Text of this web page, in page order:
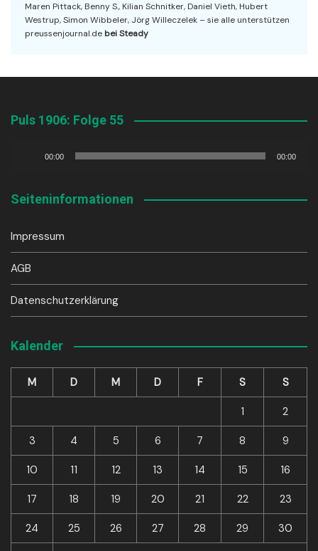
Maren Pittack, Benny S., Kilian Schnitker, Daniel Vieth, Hubert
Westrup, Simon Wibbeler, Jörg Willeczelek – sie alle unterstützen
preussenjournal.de bei Steady
Puls 1906: Folge 55
00:00 00:00
Seiteninformationen
Impressum
AGB
Datenschutzerklärung
Kalender
M D M D F S S
1 2
3 4 5 6 7 8 9
10 11 12 13 14 15 16
17 18 19 20 21 22 23
24 25 26 27 28 29 30